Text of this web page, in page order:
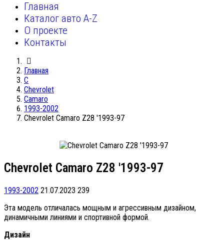
Главная
Каталог авто A-Z
О проекте
Контакты
Главная
C
Chevrolet
Camaro
1993-2002
Chevrolet Camaro Z28 '1993-97
Chevrolet Camaro Z28 '1993-97
1993-2002 21.07.2023 239
Эта модель отличалась мощным и агрессивным дизайном,
динамичными линиями и спортивной формой.
Дизайн